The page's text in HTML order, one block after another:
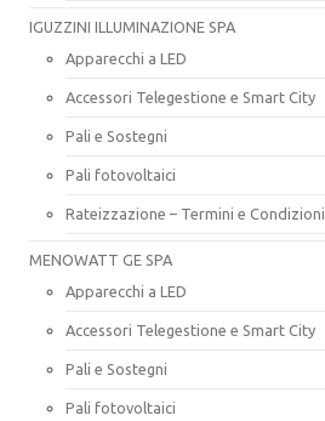
IGUZZINI ILLUMINAZIONE SPA
Apparecchi a LED
Accessori Telegestione e Smart City
Pali e Sostegni
Pali fotovoltaici
Rateizzazione – Termini e Condizioni
MENOWATT GE SPA
Apparecchi a LED
Accessori Telegestione e Smart City
Pali e Sostegni
Pali fotovoltaici